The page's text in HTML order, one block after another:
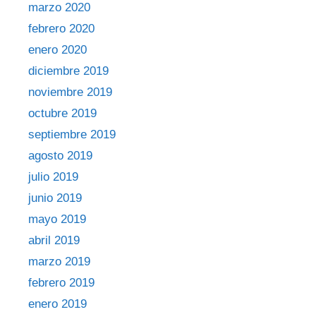
marzo 2020
febrero 2020
enero 2020
diciembre 2019
noviembre 2019
octubre 2019
septiembre 2019
agosto 2019
julio 2019
junio 2019
mayo 2019
abril 2019
marzo 2019
febrero 2019
enero 2019